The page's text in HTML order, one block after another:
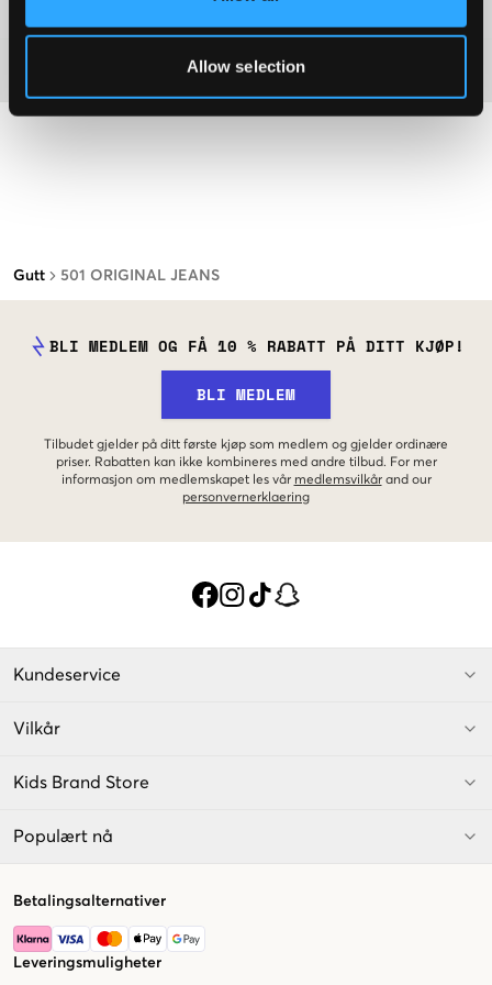
Allow selection
Gutt 501 ORIGINAL JEANS
BLI MEDLEM OG FÅ 10 % RABATT PÅ DITT KJØP!
BLI MEDLEM
Tilbudet gjelder på ditt første kjøp som medlem og gjelder ordinære
priser. Rabatten kan ikke kombineres med andre tilbud. For mer
informasjon om medlemskapet les vår medlemsvilkår and our
personvernerklaering
Kundeservice
Vilkår
Kids Brand Store
Populært nå
Betalingsalternativer
Leveringsmuligheter